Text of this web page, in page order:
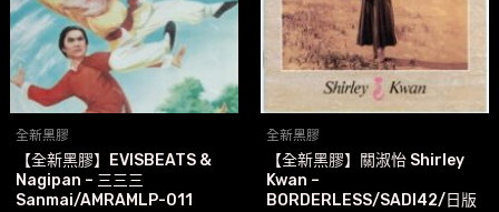
全新黑膠
【全新黑膠】EVISBEATS &
Nagipan – 三三三
Sanmai/AMRAMLP-011
全新黑膠
【全新黑膠】關淑怡 Shirley
Kwan –
BORDERLESS/SADI42/日版